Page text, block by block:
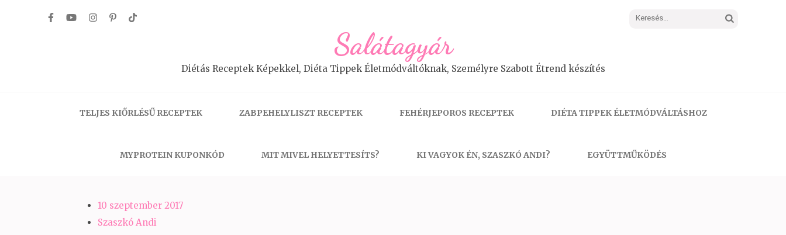
Keresés:
Salátagyár
Diétás Receptek Képekkel, Diéta Tippek Életmódváltóknak, Személyre Szabott Étrend készítés
TELJES KIŐRLÉSŰ RECEPTEK ZABPEHELYLISZT RECEPTEK FEHÉRJEPOROS RECEPTEK DIÉTA TIPPEK ÉLETMÓDVÁLTÁSHOZ
MYPROTEIN KUPONKÓD MIT MIVEL HELYETTESÍTS? KI VAGYOK ÉN, SZASZKÓ ANDI? EGYÜTTMŰKÖDÉS
10 szeptember 2017
Szaszkó Andi